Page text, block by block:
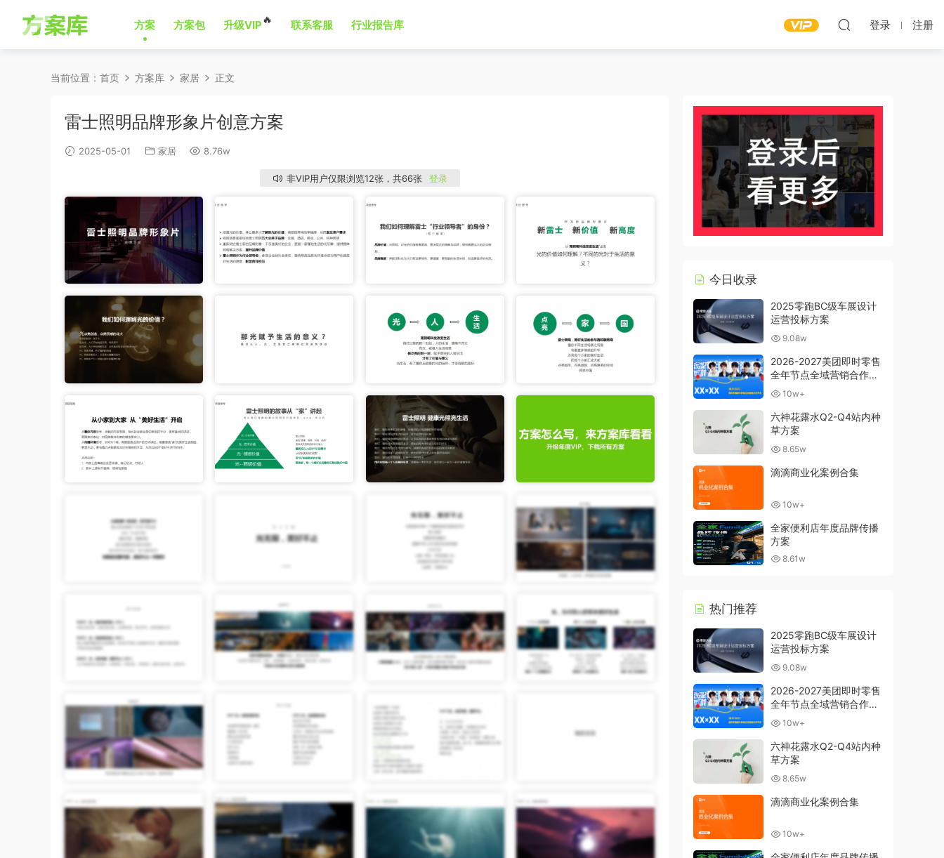
方案 方案包 升级VIP🔥 联系客服 行业报告库 登录 注册
当前位置： 首页 方案库 家居 正文
雷士照明品牌形象片创意方案
2025-05-01 家居 8.76w
非VIP用户仅限浏览12张，共66张 登录
今日收录
2025零跑BC级车展设计
运营投标方案
9.08w
2026-2027美团即时零售
全年节点全域营销合作方
案 10w+
六神花露水Q2-Q4站内种
草方案
8.65w
滴滴商业化案例合集
10w+
全家便利店年度品牌传播
方案
8.61w
热门推荐
2025零跑BC级车展设计
运营投标方案
9.08w
2026-2027美团即时零售
全年节点全域营销合作方
案 10w+
六神花露水Q2-Q4站内种
草方案
8.65w
滴滴商业化案例合集
10w+